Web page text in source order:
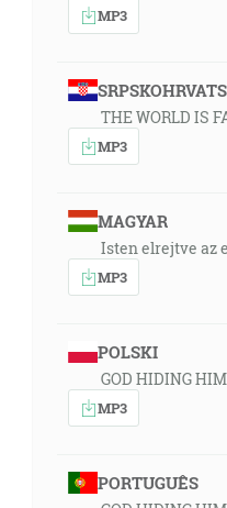
MP3
THE WORLD IS
MP3
MAGYAR
Isten elrejtve az
MP3
POLSKI
GOD HIDING
MP3
PORTUGUÊS